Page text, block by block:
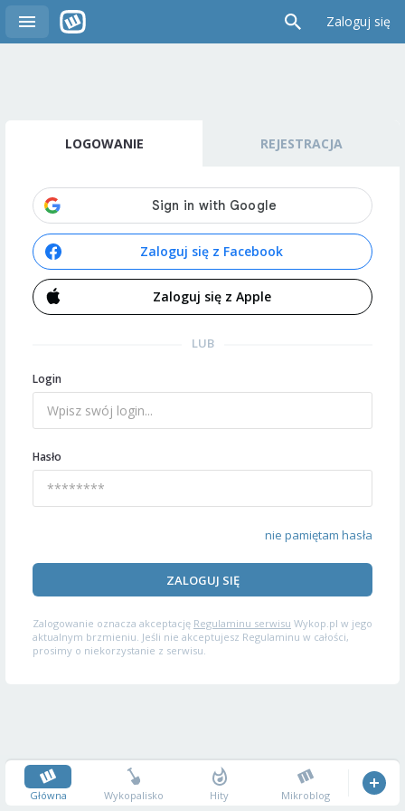
Zaloguj się
LOGOWANIE REJESTRACJA
Zaloguj się z Facebook
Zaloguj się z Apple
LUB
Login
Hasło
nie pamiętam hasła
ZALOGUJ SIĘ
Zalogowanie oznacza akceptację Regulaminu serwisu Wykop.pl w jego
aktualnym brzmieniu. Jeśli nie akceptujesz Regulaminu w całości,
prosimy o niekorzystanie z serwisu.
Główna Wykopalisko Hity Mikroblog